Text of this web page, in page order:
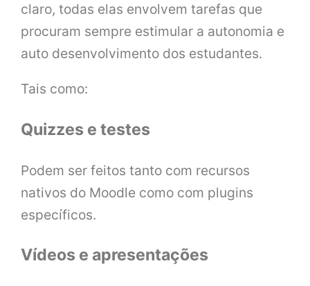
claro, todas elas envolvem tarefas que
procuram sempre estimular a autonomia e
auto desenvolvimento dos estudantes.
Tais como:
Quizzes e testes
Podem ser feitos tanto com recursos
nativos do Moodle como com plugins
específicos.
Vídeos e apresentações